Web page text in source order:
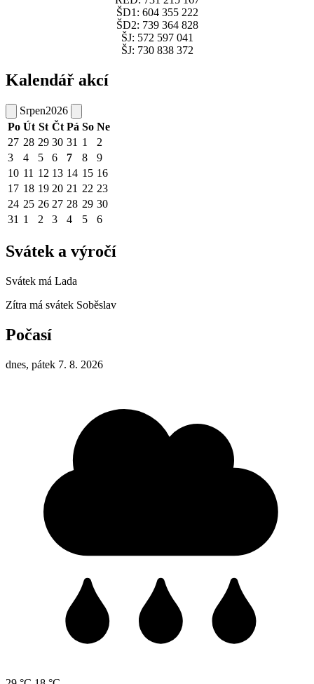
ŠD1: 604 355 222
ŠD2: 739 364 828
ŠJ: 572 597 041
ŠJ: 730 838 372
Kalendář akcí
Srpen2026
Po Út St Čt Pá So Ne
27 28 29 30 31 1
2
3
4 5 6 7 8
9
10 11 12 13 14 15 16
17 18 19 20 21 22 23
24 25 26 27 28 29 30
31 1 2 3 4 5 6
Svátek a výročí
Svátek má Lada
Zítra má svátek Soběslav
Počasí
dnes, pátek 7. 8. 2026